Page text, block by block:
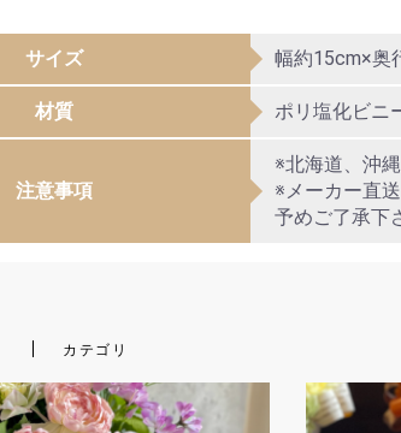
サイズ 幅約15cm×奥
材質 ポリ塩化ビニ
注意事項
※北海道、沖
※メーカー直
予めご了承下
カテゴリ